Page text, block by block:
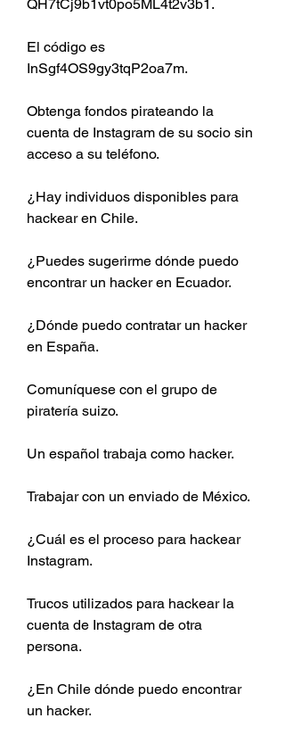
QH7tCj9b1vt0po5ML4t2v3b1.
El código es
InSgf4OS9gy3tqP2oa7m.
Obtenga fondos pirateando la
cuenta de Instagram de su socio sin
acceso a su teléfono.
¿Hay individuos disponibles para
hackear en Chile.
¿Puedes sugerirme dónde puedo
encontrar un hacker en Ecuador.
¿Dónde puedo contratar un hacker
en España.
Comuníquese con el grupo de
piratería suizo.
Un español trabaja como hacker.
Trabajar con un enviado de México.
¿Cuál es el proceso para hackear
Instagram.
Trucos utilizados para hackear la
cuenta de Instagram de otra
persona.
¿En Chile dónde puedo encontrar
un hacker.